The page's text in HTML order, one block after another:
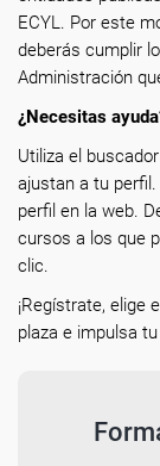
ECYL. Por este
deberás cumplir
Administración
¿Necesitas
Utiliza el
ajustan a tu
perfil en la web.
cursos a los que
clic.
¡Regístrate, elige
plaza e impulsa